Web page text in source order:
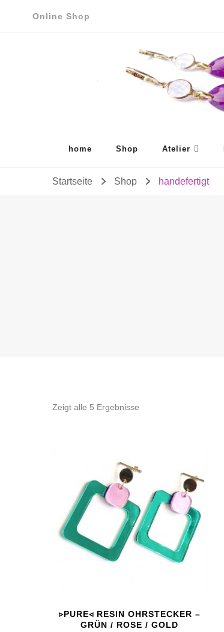
Online Shop
home Shop Atelier
Startseite Shop handefertigt
Zeigt alle 5 Ergebnisse
▹PURE◃ RESIN OHRSTECKER –
GRÜN / ROSE / GOLD